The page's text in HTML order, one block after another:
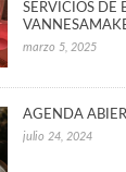
SERVICIOS DE
marzo 5, 2025
AGENDA
julio 24, 2024